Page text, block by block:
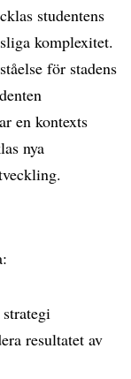
studentens
komplexitet.
för stadens
en kontexts
nya
resultatet av